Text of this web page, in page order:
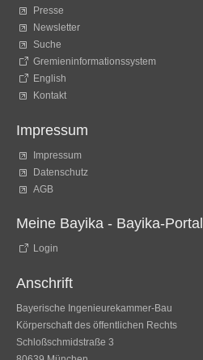
Presse
Newsletter
Suche
Gremieninformationssystem
English
Kontakt
Impressum
Impressum
Datenschutz
AGB
Meine Bayika - Bayika-Portal
Login
Anschrift
Bayerische Ingenieurekammer-Bau
Körperschaft des öffentlichen Rechts
Schloßschmidstraße 3